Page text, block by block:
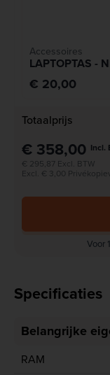
Accessoires
LAPTOPTAS -
€ 20,00
Totaalprijs
€ 358,00 Incl.
€ 295,87 Excl. BTW
Excl. € 3,00
Voor
Specificaties
Belangrijke
RAM